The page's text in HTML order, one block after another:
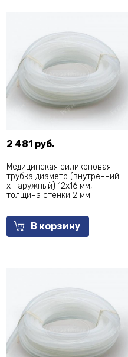
2 481 руб.
Медицинская силиконовая
трубка диаметр (внутренний
х наружный) 12х16 мм,
толщина стенки 2 мм
В корзину